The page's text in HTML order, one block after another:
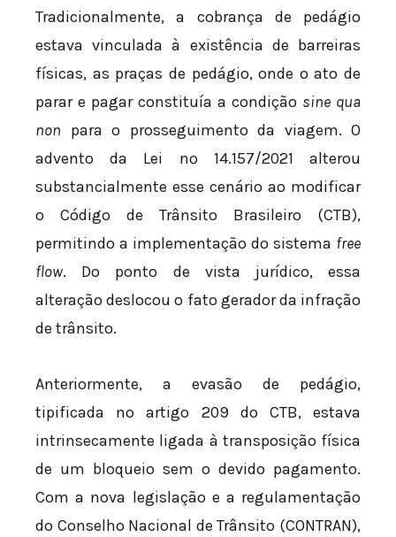
Tradicionalmente, a cobrança de pedágio
estava vinculada à existência de barreiras
físicas, as praças de pedágio, onde o ato de
parar e pagar constituía a condição sine qua
non para o prosseguimento da viagem. O
advento da Lei nº 14.157/2021 alterou
substancialmente esse cenário ao modificar
o Código de Trânsito Brasileiro (CTB),
permitindo a implementação do sistema free
flow. Do ponto de vista jurídico, essa
alteração deslocou o fato gerador da infração
de trânsito.
Anteriormente, a evasão de pedágio,
tipificada no artigo 209 do CTB, estava
intrinsecamente ligada à transposição física
de um bloqueio sem o devido pagamento.
Com a nova legislação e a regulamentação
do Conselho Nacional de Trânsito (CONTRAN),